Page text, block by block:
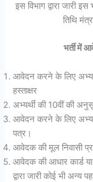
इस विभाग द्वारा जारी
तिथि
भर्ती में
आवेदन करने के लिए
हस्ताक्षर
अभ्यर्थी की 10वीं की
आवेदन करने के लिए
पत्र।
आवेदक की मूल निवासी
आवेदक की आधार कार्ड या
द्वारा जारी कोई भी अन्य